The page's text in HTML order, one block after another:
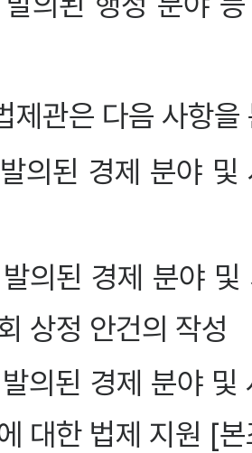
제관은 다음 사항을
의된 경제 분야
의된 경제 분야
상정 안건의 작성
의된 경제 분야
대한 법제 지원 [